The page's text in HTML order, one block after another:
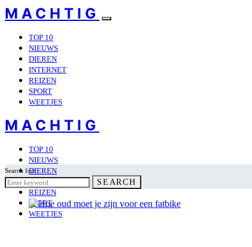
MACHTIG
TOP 10
NIEUWS
DIEREN
INTERNET
REIZEN
SPORT
WEETJES
MACHTIG
TOP 10
NIEUWS
DIEREN
INTERNET
REIZEN
SPORT
WEETJES
Search for:
SEARCH